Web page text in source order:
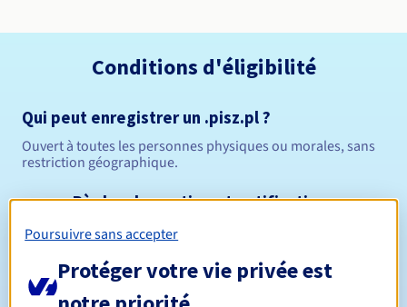
Conditions d'éligibilité
Qui peut enregistrer un .pisz.pl ?
Ouvert à toutes les personnes physiques ou morales, sans
restriction géographique.
Règles de gestion et notifications
Poursuivre sans accepter
Protéger votre vie privée est